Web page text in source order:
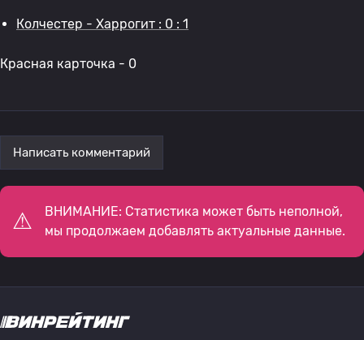
Колчестер - Харрогит : 0 : 1
Красная карточка - 0
Написать комментарий
ВНИМАНИЕ: Статистика может быть неполной,
мы продолжаем добавлять актуальные данные.